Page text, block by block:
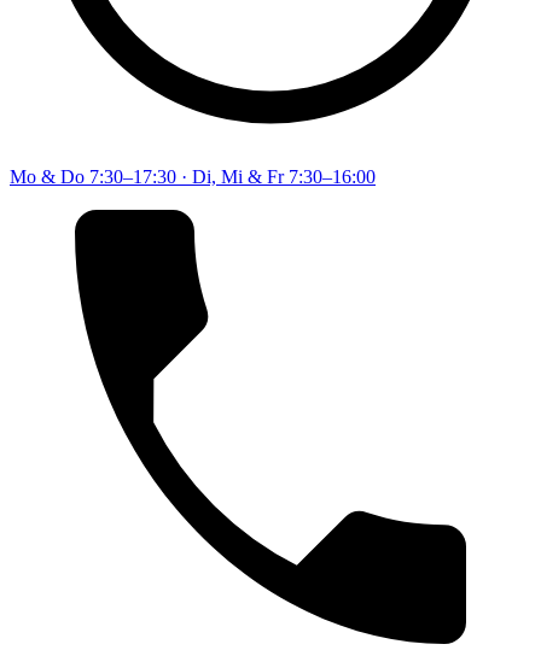
Mo & Do 7:30–17:30 · Di, Mi & Fr 7:30–16:00